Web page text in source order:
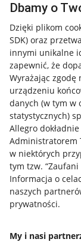
Dbamy o
Dzięki plikom
SDK) oraz
innymi unikalne
zapewnić, że
Wyrażając
urządzeniu
danych (w tym w
statystycznych)
Allegro
Administratorem
w niektórych
tym tzw. “Zaufani
Informacja o
naszych
prywatności.
My i nasi
Przydatne
Jak to działa